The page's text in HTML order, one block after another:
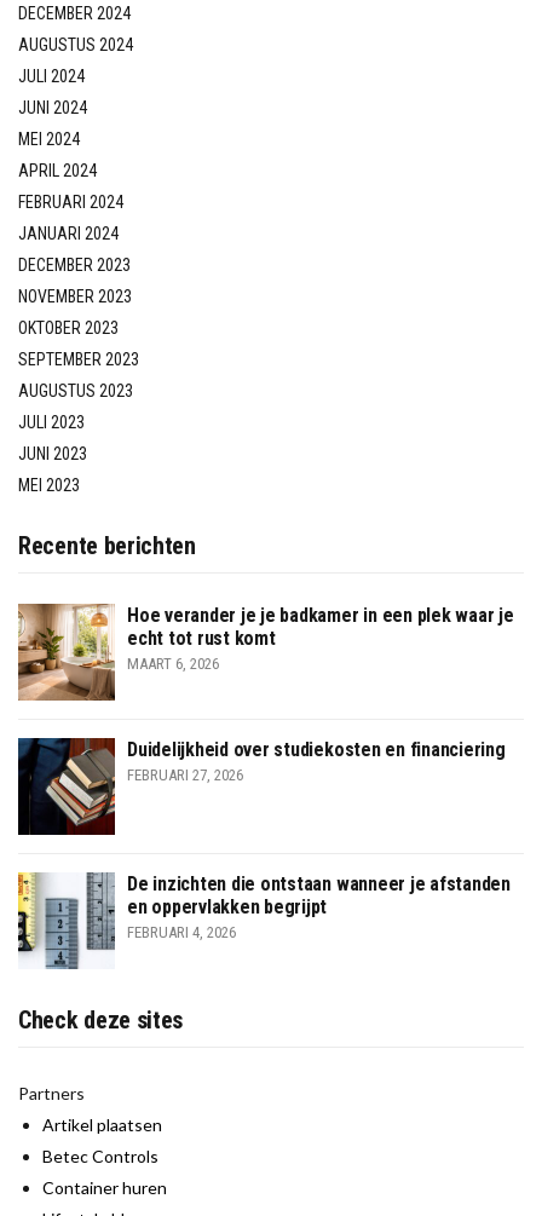
DECEMBER 2024
AUGUSTUS 2024
JULI 2024
JUNI 2024
MEI 2024
APRIL 2024
FEBRUARI 2024
JANUARI 2024
DECEMBER 2023
NOVEMBER 2023
OKTOBER 2023
SEPTEMBER 2023
AUGUSTUS 2023
JULI 2023
JUNI 2023
MEI 2023
Recente berichten
Hoe verander je je badkamer in een plek waar je
echt tot rust komt
MAART 6, 2026
Duidelijkheid over studiekosten en financiering
FEBRUARI 27, 2026
De inzichten die ontstaan wanneer je afstanden
en oppervlakken begrijpt
FEBRUARI 4, 2026
Check deze sites
Partners
Artikel plaatsen
Betec Controls
Container huren